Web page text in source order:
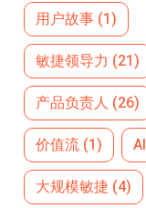
用户故事 (1)
敏捷领导力 (21)
产品负责人 (26)
价值流 (1) AI
大规模敏捷 (4)